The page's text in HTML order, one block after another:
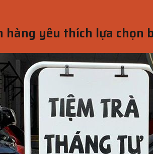
hàng yêu thích lựa chọn